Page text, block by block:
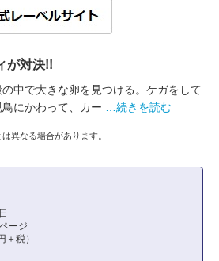
が対決!!
中で大きな卵を見つける。ケガをして
にかわって、カー
…続きを読む
異なる場合があります。
ージ
税）